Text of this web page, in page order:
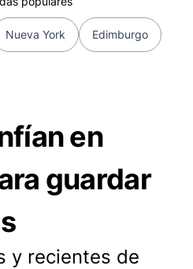
Nueva York Edimburgo
en
guardar
y recientes de